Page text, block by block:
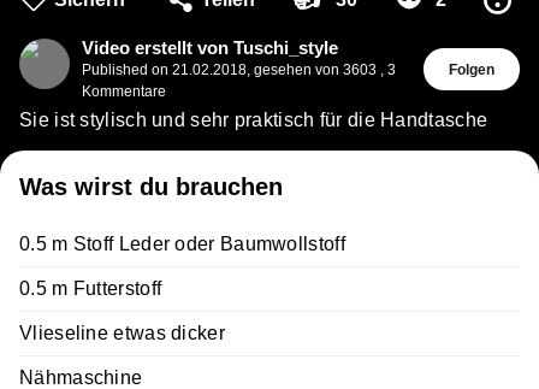
Video erstellt von Tuschi_style
Published on 21.02.2018, gesehen von 3603 , 3
Kommentare
Folgen
Sie ist stylisch und sehr praktisch für die Handtasche
Was wirst du brauchen
0.5 m Stoff Leder oder Baumwollstoff
0.5 m Futterstoff
Vlieseline etwas dicker
Nähmaschine